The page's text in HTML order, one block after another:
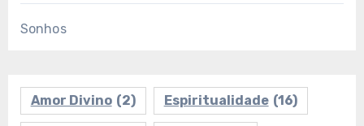
Sonhos
Amor Divino (2) Espiritualidade (16)